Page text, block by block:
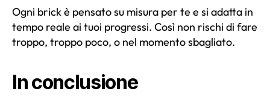
Ogni brick è pensato su misura per te e si adatta in
tempo reale ai tuoi progressi. Così non rischi di fare
troppo, troppo poco, o nel momento sbagliato.
In conclusione